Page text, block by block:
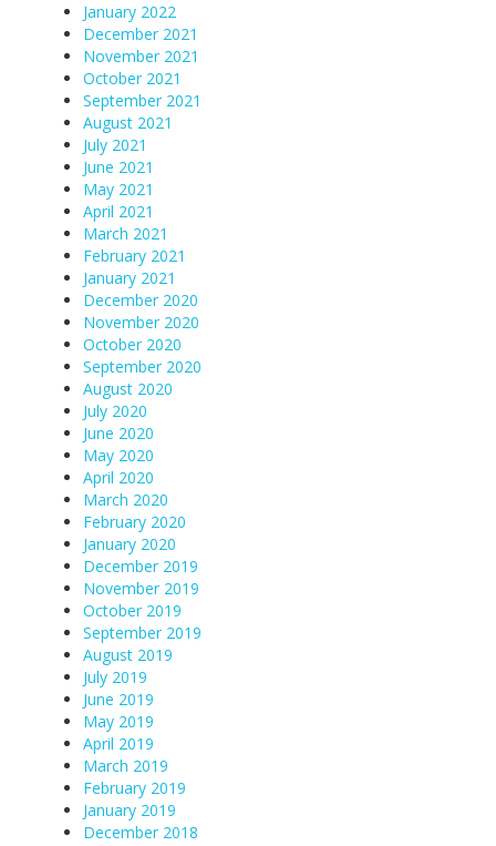
January 2022
December 2021
November 2021
October 2021
September 2021
August 2021
July 2021
June 2021
May 2021
April 2021
March 2021
February 2021
January 2021
December 2020
November 2020
October 2020
September 2020
August 2020
July 2020
June 2020
May 2020
April 2020
March 2020
February 2020
January 2020
December 2019
November 2019
October 2019
September 2019
August 2019
July 2019
June 2019
May 2019
April 2019
March 2019
February 2019
January 2019
December 2018